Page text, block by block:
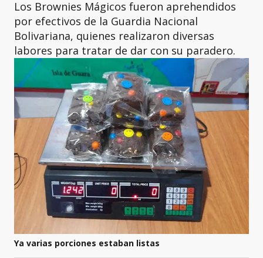
Los Brownies Mágicos fueron aprehendidos
por efectivos de la Guardia Nacional
Bolivariana, quienes realizaron diversas
labores para tratar de dar con su paradero.
Ya varias porciones estaban listas